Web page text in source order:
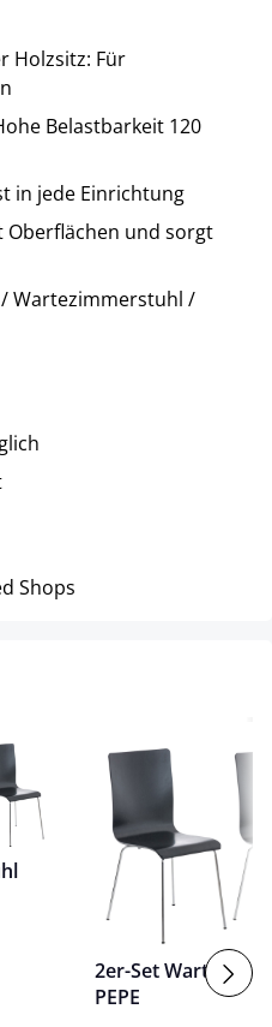
Holzsitz: Für
Belastbarkeit 120
in jede Einrichtung
Oberflächen und sorgt
Wartezimmerstuhl /
Shops
2er-Set
PEPE